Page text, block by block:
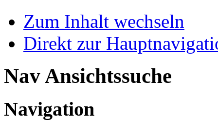
Zum Inhalt wechseln
Direkt zur
Nav Ansichtssuche
Navigation